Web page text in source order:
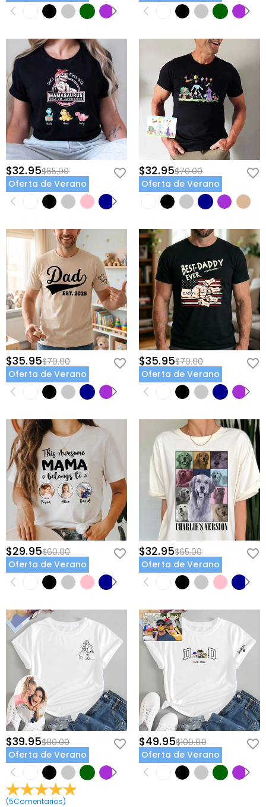
$32.95$65.00
Oferta de Verano
$32.95$70.00
Oferta de Verano
$35.95$70.00
Oferta de Verano
$35.95$70.00
Oferta de Verano
$29.95$60.00
Oferta de Verano
$32.95$65.00
Oferta de Verano
$39.95$80.00
Oferta de Verano
(5Comentarios)
$49.95$100.00
Oferta de Verano